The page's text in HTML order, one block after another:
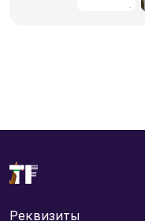
Реквизиты